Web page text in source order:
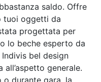
saldo. Offre
tuoi oggetti da
progettata per
lo beche esperto da
bel design
generale.
durante gara, la